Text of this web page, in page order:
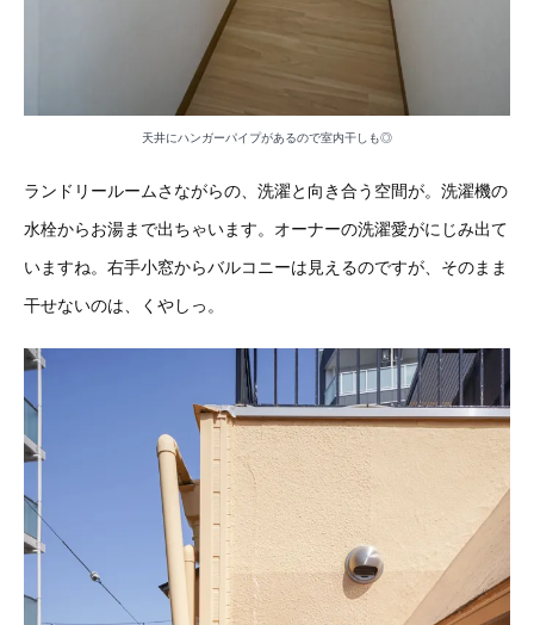
天井にハンガーパイプがあるので室内干しも◎
ランドリールームさながらの、洗濯と向き合う空間が。洗濯機の
水栓からお湯まで出ちゃいます。オーナーの洗濯愛がにじみ出て
いますね。右手小窓からバルコニーは見えるのですが、そのまま
干せないのは、くやしっ。